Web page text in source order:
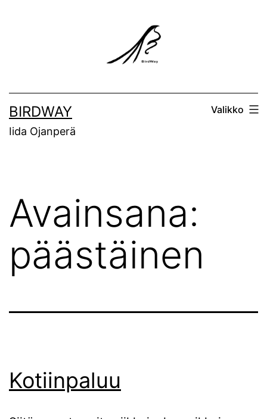
BIRDWAY
Iida Ojanperä
Valikko
Avainsana:
päästäinen
Kotiinpaluu